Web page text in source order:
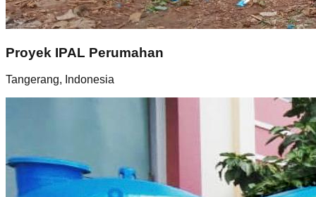
Proyek IPAL Perumahan
Tangerang, Indonesia